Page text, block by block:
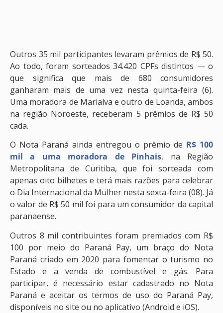
Outros 35 mil participantes levaram prêmios de R$ 50.
Ao todo, foram sorteados 34.420 CPFs distintos — o
que significa que mais de 680 consumidores
ganharam mais de uma vez nesta quinta-feira (6).
Uma moradora de Marialva e outro de Loanda, ambos
na região Noroeste, receberam 5 prêmios de R$ 50
cada.
O Nota Paraná ainda entregou o prêmio de R$ 100
mil a uma moradora de Pinhais, na Região
Metropolitana de Curitiba, que foi sorteada com
apenas oito bilhetes e terá mais razões para celebrar
o Dia Internacional da Mulher nesta sexta-feira (08). Já
o valor de R$ 50 mil foi para um consumidor da capital
paranaense.
Outros 8 mil contribuintes foram premiados com R$
100 por meio do Paraná Pay, um braço do Nota
Paraná criado em 2020 para fomentar o turismo no
Estado e a venda de combustível e gás. Para
participar, é necessário estar cadastrado no Nota
Paraná e aceitar os termos de uso do Paraná Pay,
disponíveis no site ou no aplicativo (Android e iOS).